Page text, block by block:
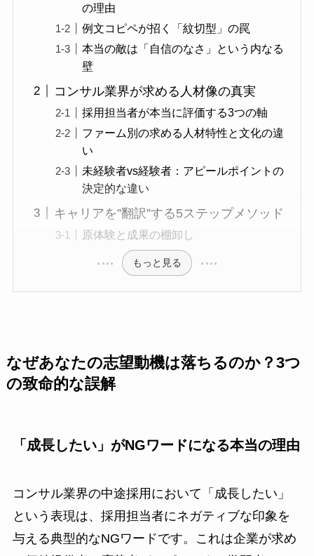
の理由
例文コピペが招く「紋切型」の罠
本当の敵は「自信のなさ」という内なる
壁
コンサル業界が求める人材像の真実
採用担当者が本当に評価する3つの軸
ファーム別の求める人材特性と文化の違
い
未経験者vs経験者：アピールポイントの
決定的な違い
キャリアを”翻訳”する5ステップメソッド
原体験と成果の棚卸し
もっと見る
なぜあなたの志望動機は落ちるのか？3つ
の致命的な誤解
「成長したい」がNGワードになる本当の理由
コンサル業界の中途採用において「成長したい」
という表現は、採用担当者にネガティブな印象を
与える典型的なNGワードです。これは企業が求め